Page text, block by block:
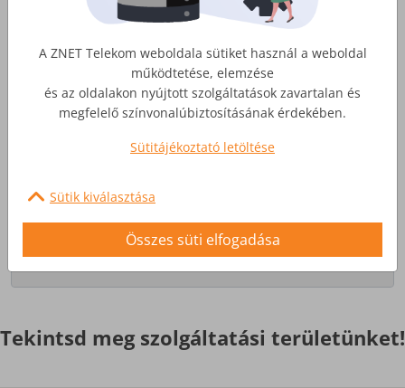
Üzleti Internet
Nagyobb igényekre, egyedi
Érdekel
Tekintsd meg szolgáltatási területünket!
A ZNET Telekom weboldala sütiket használ a weboldal
működtetése, elemzése
és az oldalakon nyújtott szolgáltatások zavartalan és
megfelelő színvonalúbiztosításának érdekében.
Sütitájékoztató letöltése
Sütik kiválasztása
Összes süti elfogadása